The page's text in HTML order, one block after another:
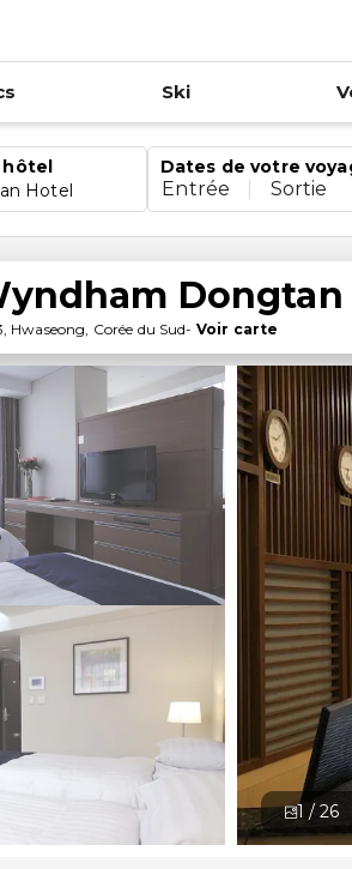
Ski
hôtel
Hotel
Dates de votre
Entrée Sortie
Dongtan
, Hwaseong, Corée du Sud- Voir carte
1 /26